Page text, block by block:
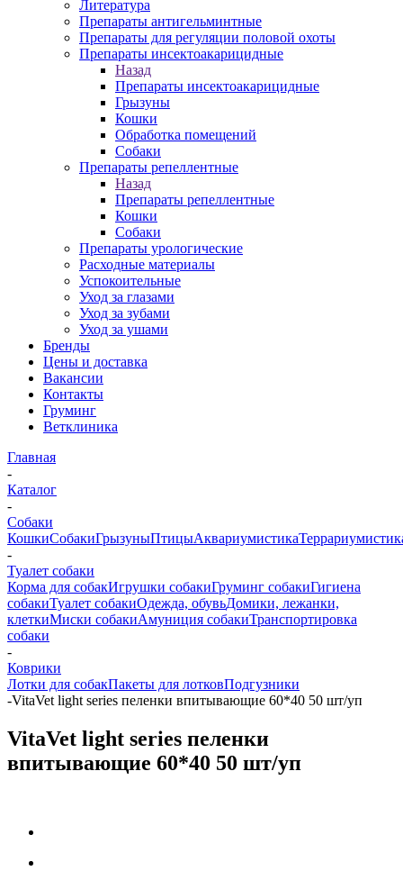
Литература
Препараты антигельминтные
Препараты для регуляции половой охоты
Препараты инсектоакарицидные
Назад
Препараты инсектоакарицидные
Грызуны
Кошки
Обработка помещений
Собаки
Препараты репеллентные
Назад
Препараты репеллентные
Кошки
Собаки
Препараты урологические
Расходные материалы
Успокоительные
Уход за глазами
Уход за зубами
Уход за ушами
Бренды
Цены и доставка
Вакансии
Контакты
Груминг
Ветклиника
Главная
-
Каталог
-
Собаки
КошкиСобакиГрызуныПтицыАквариумистика
-
Туалет собаки
Корма для собакИгрушки собакиГруминг собакиГигиена
собакиТуалет собакиОдежда, обувьДомики, лежанки,
клеткиМиски собакиАмуниция собакиТранспортировка
собаки
-
Коврики
Лотки для собакПакеты для лотковПодгузники
-VitaVet light series пеленки впитывающие 60*40 50 шт/уп
VitaVet light series пеленки
впитывающие 60*40 50 шт/уп